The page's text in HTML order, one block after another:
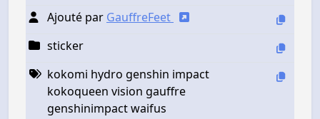
Ajouté par GauffreFeet
sticker
kokomi hydro genshin impact
kokoqueen vision gauffre
genshinimpact waifus